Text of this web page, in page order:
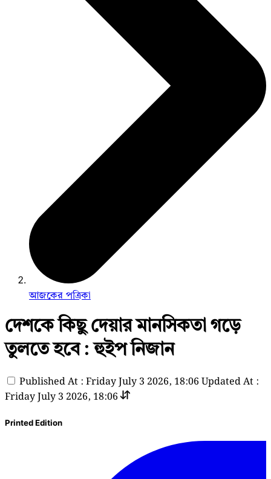
আজকের পত্রিকা
দেশকে কিছু দেয়ার মানসিকতা গড়ে
তুলতে হবে : হুইপ নিজান
Published At : Friday July 3 2026, 18:06 Updated At :
Friday July 3 2026, 18:06
Printed Edition